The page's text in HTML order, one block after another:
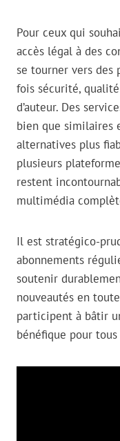
Pour ceux qui
accès légal à des
se tourner vers des
fois sécurité,
d’auteur. Des
bien que similaires
alternatives plus
plusieurs
restent
multimédia
Il est stratégico-
abonnements
soutenir
nouveautés en
participent à bâtir
bénéfique pour